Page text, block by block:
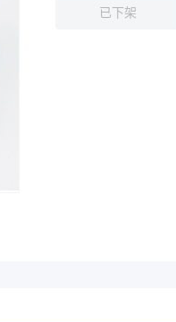
mm110、口径mm72.9,罐
已下架